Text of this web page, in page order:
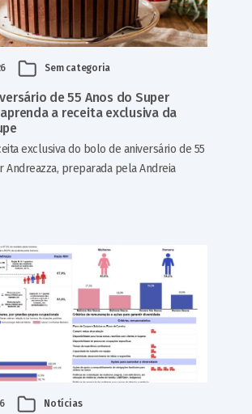
Sem categoria
de 55 Anos do Super
a receita exclusiva da
exclusiva do bolo de aniversário de 55
Andreazza, preparada pela Andreia
Notícias